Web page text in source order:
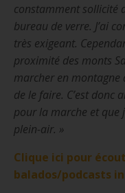
constamment sollicité
bureau de verre. J’ai
très exigeant.
proximité des monts
marcher en montagne
de le faire. C’est donc
pour la marche et que
plein-air. »
Clique ici pour
balados/podcasts